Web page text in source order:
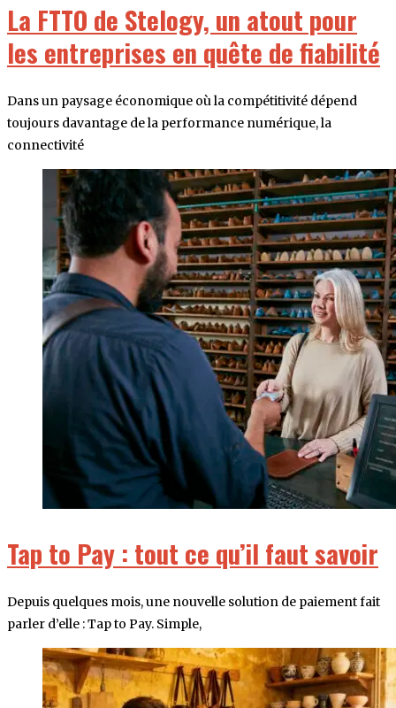
La FTTO de Stelogy, un atout pour
les entreprises en quête de fiabilité
Dans un paysage économique où la compétitivité dépend
toujours davantage de la performance numérique, la
connectivité
Tap to Pay : tout ce qu’il faut savoir
Depuis quelques mois, une nouvelle solution de paiement fait
parler d’elle : Tap to Pay. Simple,